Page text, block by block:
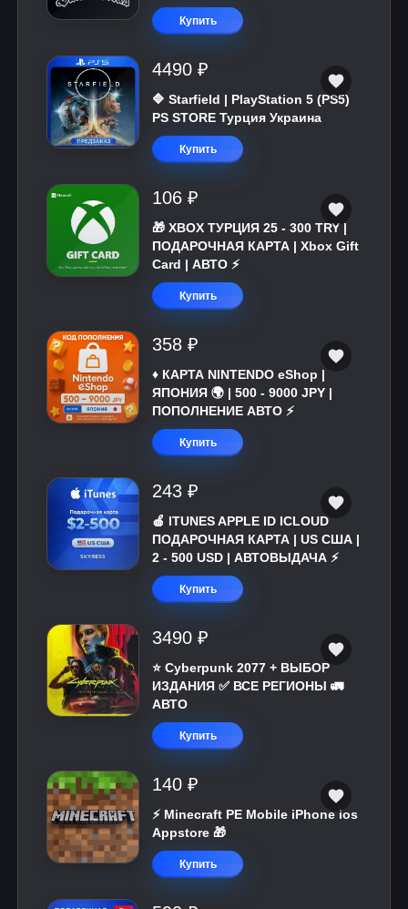
Купить
4490 ₽
🔷 Starfield | PlayStation 5 (PS5)
PS STORE Турция Украина
Купить
106 ₽
🎁 XBOX ТУРЦИЯ 25 - 300 TRY |
ПОДАРОЧНАЯ КАРТА | Xbox Gift
Card | АВТО ⚡
Купить
358 ₽
♦️ КАРТА NINTENDO eShop |
ЯПОНИЯ 🌍 | 500 - 9000 JPY |
ПОПОЛНЕНИЕ АВТО ⚡
Купить
243 ₽
🍎 ITUNES APPLE ID ICLOUD
ПОДАРОЧНАЯ КАРТА | US США |
2 - 500 USD | АВТОВЫДАЧА ⚡️
Купить
3490 ₽
⭐ Cyberpunk 2077 + ВЫБОР
ИЗДАНИЯ ✅ ВСЕ РЕГИОНЫ 🚛
АВТО
Купить
140 ₽
⚡️ Minecraft PE Mobile iPhone ios
Appstore 🎁
Купить